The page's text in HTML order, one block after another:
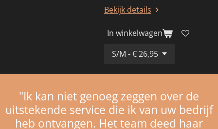
Bekijk details
In winkelwagen
"Ik kan niet genoeg zeggen over de
uitstekende service die ik van uw bedrijf
heb ontvangen. Het team deed haar